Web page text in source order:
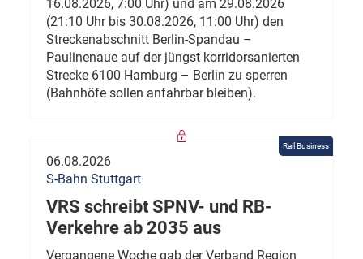
16.08.2026, 7:00 Uhr) und am 29.08.2026
(21:10 Uhr bis 30.08.2026, 11:00 Uhr) den
Streckenabschnitt Berlin-Spandau –
Paulinenaue auf der jüngst korridorsanierten
Strecke 6100 Hamburg – Berlin zu sperren
(Bahnhöfe sollen anfahrbar bleiben).
Rail Business
06.08.2026
S-Bahn Stuttgart
VRS schreibt SPNV- und RB-
Verkehre ab 2035 aus
Vergangene Woche gab der Verband Region